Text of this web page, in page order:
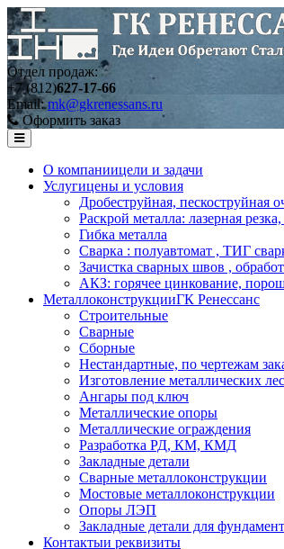
Отдел продаж:
+7 (812)627-17-66
Email:mk@gkrenessans.ru
Оформить заказ
О компаниицели и задачи
Услугицены и условия
Дробеструйная, пескоструйная
Раскрой металла: лазерная
Гибка металла
Сварка : полуавтомат , ТИГ
Зачистка сварных швов ,
АКЗ: горячее цинкование,
МеталлоконструкцииГК Ренессанс
Строительные
Сварные
Сборные
Нестандартные, по чертежам
Изготовление металлических
Ангары под ключ
Металлические опоры
Металлические ограждения
Разработка РД, КМ, КМД
Закладные детали
Сварные металлоконструкции
Мостовые металлоконструкции
Опоры ЛЭП
Закладные детали для
Контактыи реквизиты